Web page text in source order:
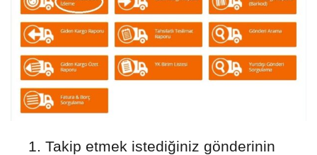
Takip etmek istediğiniz gönderinin